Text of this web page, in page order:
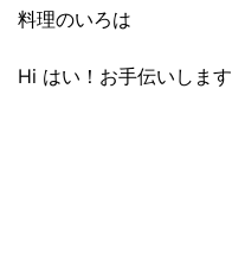
料理のいろは
Hi はい！お手伝いします